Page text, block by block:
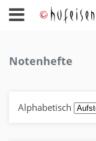
Notenhefte
Alphabetisch